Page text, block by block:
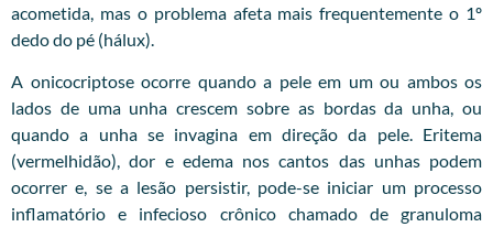
acometida, mas o problema afeta mais frequentemente o 1º
dedo do pé (hálux).
A onicocriptose ocorre quando a pele em um ou ambos os
lados de uma unha crescem sobre as bordas da unha, ou
quando a unha se invagina em direção da pele. Eritema
(vermelhidão), dor e edema nos cantos das unhas podem
ocorrer e, se a lesão persistir, pode-se iniciar um processo
inflamatório e infecioso crônico chamado de granuloma